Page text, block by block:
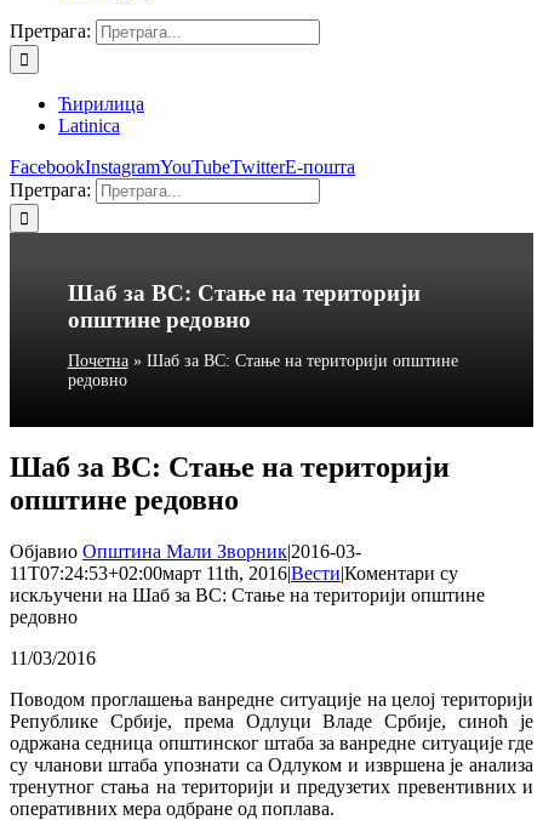
Претрага:
Ћирилица
Latinica
FacebookInstagramYouTubeTwitterЕ-пошта
Претрага:
Шаб за ВС: Стање на територији
општине редовно
Почетна» Шаб за ВС: Стање на територији општине
редовно
Шаб за ВС: Стање на територији
општине редовно
Објавио Општина Мали Зворник|2016-03-
11T07:24:53+02:00март 11th, 2016|Вести|Коментари су
искључени на Шаб за ВС: Стање на територији општине
редовно
11/03/2016
Поводом проглашења ванредне ситуације на целој територији
Републике Србије, према Одлуци Владе Србије, синоћ је
одржана седница општинског штаба за ванредне ситуације где
су чланови штаба упознати са Одлуком и извршена је анализа
тренутног стања на територији и предузетих превентивних и
оперативних мера одбране од поплава.